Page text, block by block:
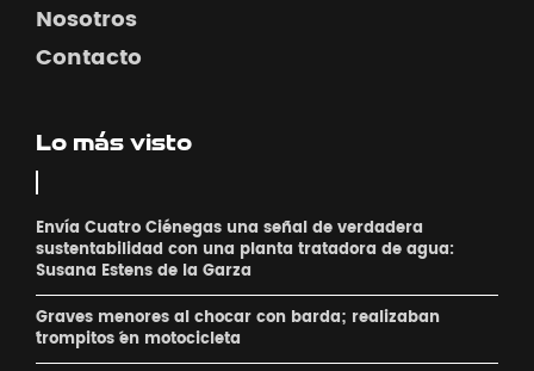
Nosotros
Contacto
Lo más visto
Envía Cuatro Ciénegas una señal de verdadera
sustentabilidad con una planta tratadora de agua:
Susana Estens de la Garza
Graves menores al chocar con barda; realizaban
´trompitos ´en motocicleta